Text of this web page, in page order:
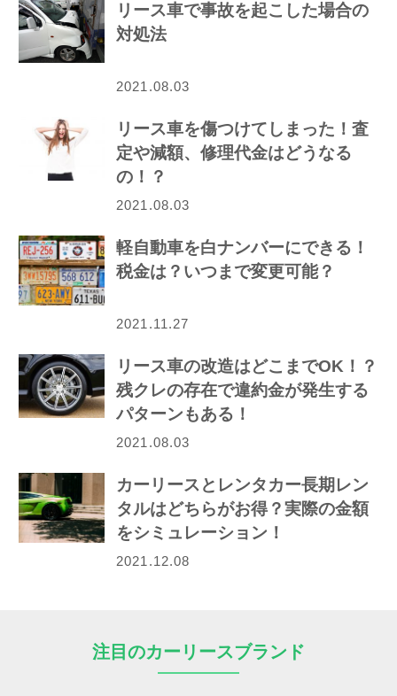
リース車で事故を起こした場合の
対処法
2021.08.03
リース車を傷つけてしまった！査
定や減額、修理代金はどうなる
の！？
2021.08.03
軽自動車を白ナンバーにできる！
税金は？いつまで変更可能？
2021.11.27
リース車の改造はどこまでOK！？
残クレの存在で違約金が発生する
パターンもある！
2021.08.03
カーリースとレンタカー長期レン
タルはどちらがお得？実際の金額
をシミュレーション！
2021.12.08
注目のカーリースブランド